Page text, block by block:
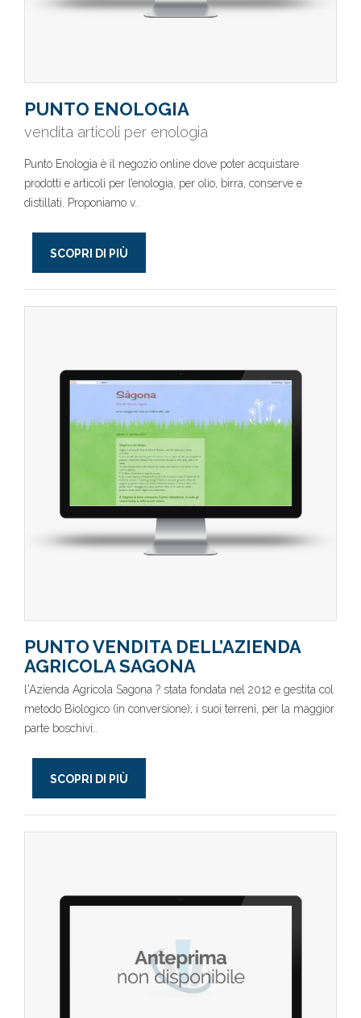
PUNTO ENOLOGIA
vendita articoli per enologia
Punto Enologia è il negozio online dove poter acquistare
prodotti e articoli per l’enologia, per olio, birra, conserve e
distillati. Proponiamo v..
SCOPRI DI PIÙ
PUNTO VENDITA DELL’AZIENDA
AGRICOLA SAGONA
l'Azienda Agricola Sagona ? stata fondata nel 2012 e gestita col
metodo Biologico (in conversione); i suoi terreni, per la maggior
parte boschivi..
SCOPRI DI PIÙ